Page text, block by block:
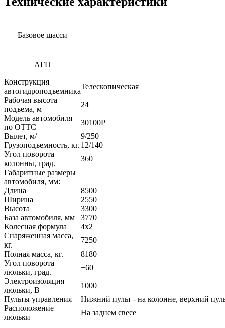
Базовое шасси
АГП
Конструкция
автогидроподъемника
Телескопическая
Рабочая высота
подъема, м
24
Модель автомобиля
по ОТТС
30100P
Вылет, м/
Грузоподъемность, кг.
9/
12/140
Угол поворота
колонны, град.
360
Габаритные размеры
автомобиля, мм:
Длина
8500
Ширина
2550
Высота
3300
База автомобиля, мм
3770
Колесная формула
4х2
Снаряженная масса,
кг.
7250
Полная масса, кг.
8180
Угол поворота
люльки, град.
±60
Электроизоляция
люльки, В
1000
Пульты управления
Нижний пульт - на колонне, верхний
Расположение
люльки
На заднем свесе